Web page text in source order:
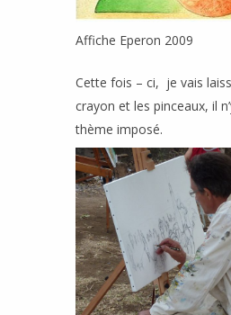
Affiche Eperon 2009
Cette fois – ci, je vais
crayon et les pinceaux, il
thème imposé.